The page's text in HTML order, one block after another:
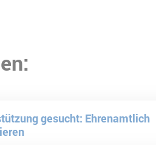
gesucht: Ehrenamtlich